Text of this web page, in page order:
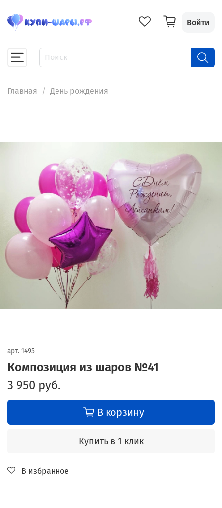
Войти
Главная День рождения
арт. 1495
Композиция из шаров №41
3 950 руб.
В корзину
Купить в 1 клик
В избранное